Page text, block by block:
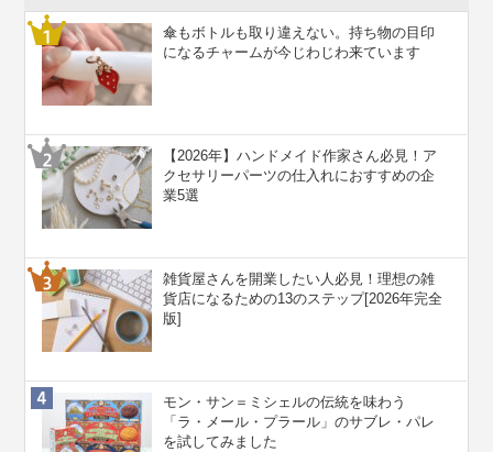
傘もボトルも取り違えない。持ち物の目印
になるチャームが今じわじわ来ています
【2026年】ハンドメイド作家さん必見！ア
クセサリーパーツの仕入れにおすすめの企
業5選
雑貨屋さんを開業したい人必見！理想の雑
貨店になるための13のステップ[2026年完全
版]
モン・サン＝ミシェルの伝統を味わう
「ラ・メール・プラール」のサブレ・パレ
を試してみました